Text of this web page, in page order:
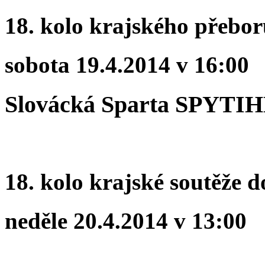
18. kolo krajského
sobota 19.4.2014 v 16:00
Slovácká Sparta
18. kolo krajské soutěže
neděle 20.4.2014 v 13:00